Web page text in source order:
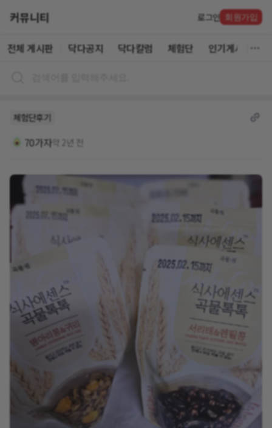
커뮤니티 로그인 회원가입
전체 게시판 닥다공지 닥다칼럼 체험단 인기게시글
체험단후기
70가자약 2년 전